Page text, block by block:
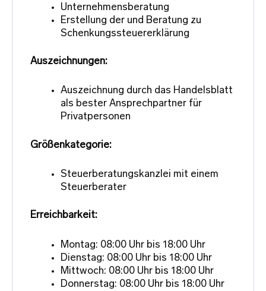
Unternehmensberatung
Erstellung der und Beratung zu
Schenkungssteuererklärung
Auszeichnungen:
Auszeichnung durch das Handelsblatt
als bester Ansprechpartner für
Privatpersonen
Größenkategorie:
Steuerberatungskanzlei mit einem
Steuerberater
Erreichbarkeit:
Montag: 08:00 Uhr bis 18:00 Uhr
Dienstag: 08:00 Uhr bis 18:00 Uhr
Mittwoch: 08:00 Uhr bis 18:00 Uhr
Donnerstag: 08:00 Uhr bis 18:00 Uhr